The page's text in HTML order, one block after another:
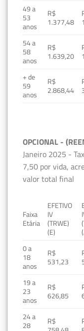
49 a
53
anos
R$
1.377,48
54 a
58
anos
R$
1.639,20
+ de
59
anos
R$
2.868,44
OPCIONAL -
Janeiro 2025 -
7,50 por vida,
valor total final
Faixa
Etária
EFETIVO
IV
(TRWE)
(E)
0 a
18
anos
R$
531,23
19 a
23
anos
R$
626,85
24 a
28
R$